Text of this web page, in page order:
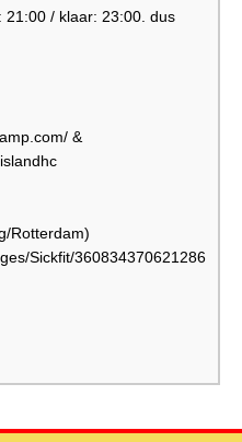
/ klaar: 23:00. dus
&
Rotterdam)
Sickfit/360834370621286